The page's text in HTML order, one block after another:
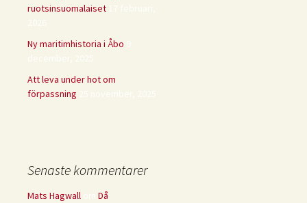
ruotsinsuomalaiset 17 februari,
2026
Ny maritimhistoria i Åbo 9
december, 2025
Att leva under hot om
förpassning
25 november, 2025
Senaste kommentarer
Mats Hagwall om Då